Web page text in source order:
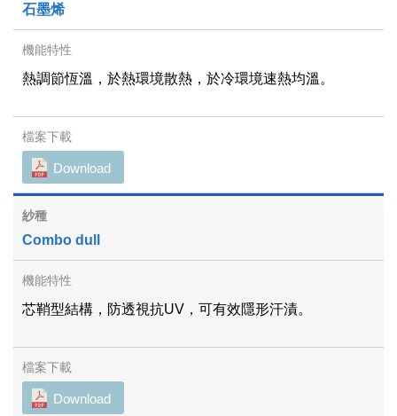
石墨烯
熱調節恆溫，於熱環境散熱，於冷環境速熱均溫。
Download
Combo dull
芯鞘型結構，防透視抗UV，可有效隱形汗漬。
Download